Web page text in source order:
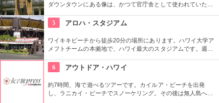
ダウンタウンにある像は、かつて官庁舎として使われていた建
がモデルではなく、イケメンだった友人がモデルになったそ
う。
5 アロハ・スタジアム
ワイキキビーチから徒歩20分の場所にあります。ハワイ大学ア
メフトチームの本拠地で、ハワイ最大のスタジアムです。週3
います。400以上もの地元のお店が出店し、大盛り上がり。お
宝を見つけてみませんか。
6 アウトドア・ハワイ
約7時間、海で遊べるツアーです。カイルア・ビーチを出発
し、ラニカイ・ビーチでスノーケリング。その後は無人島へゴ